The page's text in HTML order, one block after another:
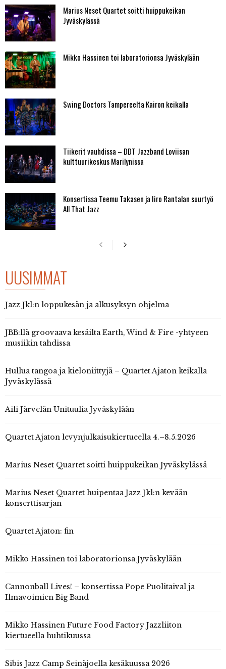
Marius Neset Quartet soitti huippukeikan
Jyväskylässä
Mikko Hassinen toi laboratorionsa Jyväskylään
Swing Doctors Tampereelta Kairon keikalla
Tiikerit vauhdissa – DDT Jazzband Loviisan
kulttuurikeskus Marilynissa
Konsertissa Teemu Takasen ja Iiro Rantalan suurtyö
All That Jazz
UUSIMMAT
Jazz Jkl:n loppukesän ja alkusyksyn ohjelma
JBB:llä groovaava kesäilta Earth, Wind & Fire -yhtyeen
musiikin tahdissa
Hullua tangoa ja kieloniittyjä – Quartet Ajaton keikalla
Jyväskylässä
Aili Järvelän Unituulia Jyväskylään
Quartet Ajaton levynjulkaisukiertueella 4.–8.5.2026
Marius Neset Quartet soitti huippukeikan Jyväskylässä
Marius Neset Quartet huipentaa Jazz Jkl:n kevään
konserttisarjan
Quartet Ajaton: fin
Mikko Hassinen toi laboratorionsa Jyväskylään
Cannonball Lives! – konsertissa Pope Puolitaival ja
Ilmavoimien Big Band
Mikko Hassinen Future Food Factory Jazzliiton
kiertueella huhtikuussa
Sibis Jazz Camp Seinäjoella kesäkuussa 2026